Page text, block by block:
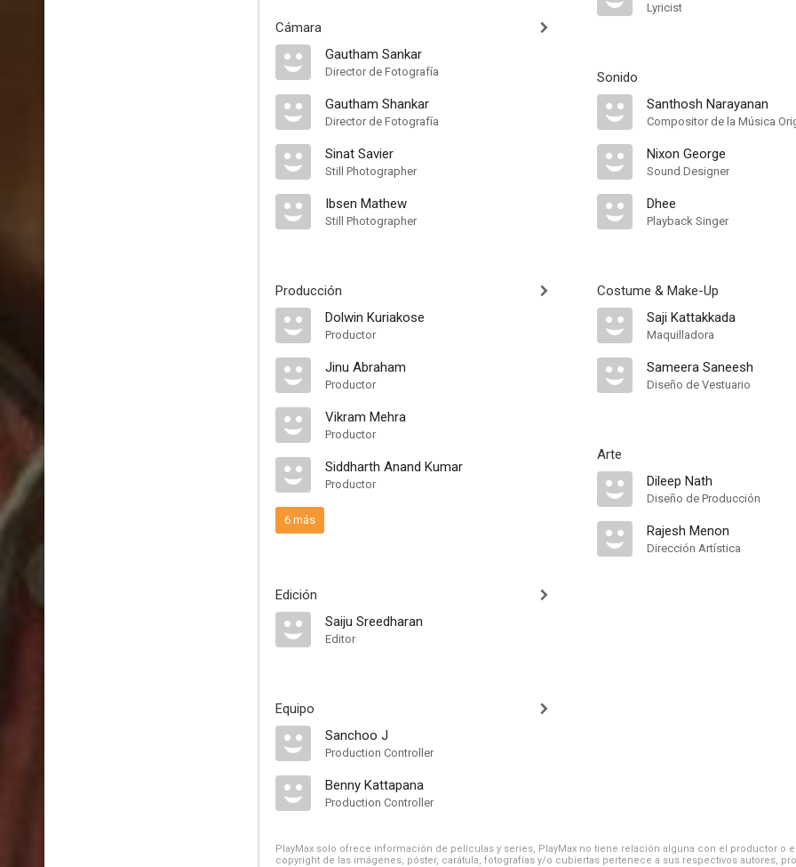
Cámara
Gautham Sankar
Director de Fotografía
Gautham Shankar
Director de Fotografía
Sinat Savier
Still Photographer
Ibsen Mathew
Still Photographer
Producción
Dolwin Kuriakose
Productor
Jinu Abraham
Productor
Vikram Mehra
Productor
Siddharth Anand Kumar
Productor
6 más
Edición
Saiju Sreedharan
Editor
Equipo
Sanchoo J
Production Controller
Benny Kattapana
Production Controller
Lyricist
Sonido
Santhosh Narayanan
Compositor de la Música
Nixon George
Sound Designer
Dhee
Playback Singer
Costume & Make-Up
Saji Kattakkada
Maquilladora
Sameera Saneesh
Diseño de Vestuario
Arte
Dileep Nath
Diseño de Producción
Rajesh Menon
Dirección Artística
PlayMax solo ofrece información de películas y series, PlayMax no tiene relación alguna con el productor o
copyright de las imágenes, póster, carátula, fotografías y/o cubiertas pertenece a sus respectivos autores,